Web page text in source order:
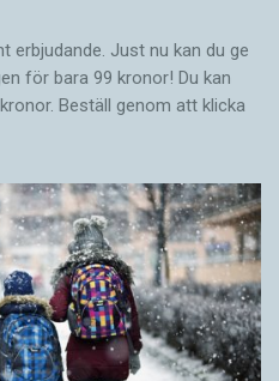
erbjudande. Just nu kan du ge
för bara 99 kronor! Du kan
Beställ genom att klicka